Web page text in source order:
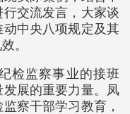
交流发言，大家谈
中央八项规定及其
。
检监察事业的接班
展的重要力量。凤
察干部学习教育，